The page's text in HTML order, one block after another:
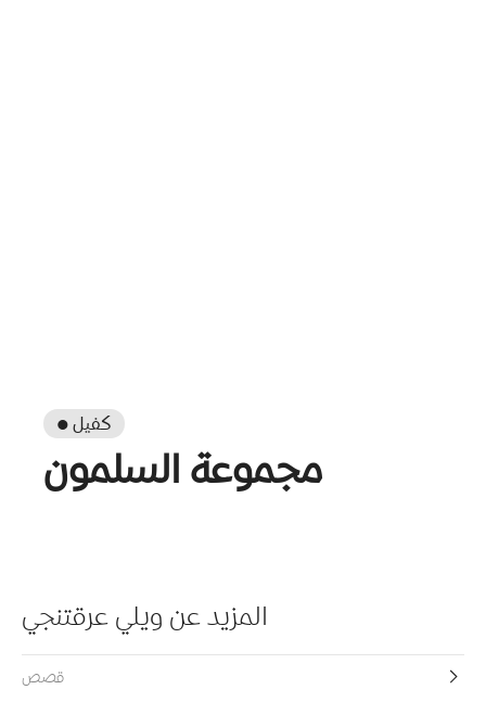
● كفيل
مجموعة السلمون
المزيد عن ويلي عرقتنجي
قصص